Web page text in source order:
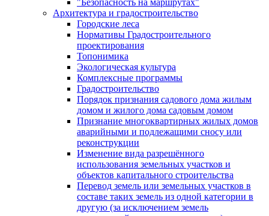
"Безопасность на маршрутах"
Архитектура и градостроительство
Городские леса
Нормативы Градостроительного
проектирования
Топонимика
Экологическая культура
Комплексные программы
Градостроительство
Порядок признания садового дома жилым
домом и жилого дома садовым домом
Признание многоквартирных жилых домов
аварийными и подлежащими сносу или
реконструкции
Изменение вида разрешённого
использования земельных участков и
объектов капитального строительства
Перевод земель или земельных участков в
составе таких земель из одной категории в
другую (за исключением земель